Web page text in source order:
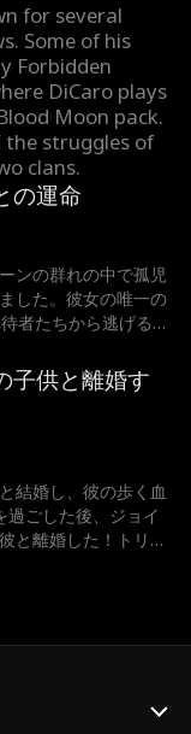
い
の恋人
玉
for several
Some of his
Forbidden
DiCaro plays
Moon pack.
the struggles of
clans.
の運命
ンの群れの中で孤児
した。彼女の唯一の
者たちから逃げる
セリーンは自分の配
のアルファ・ジャク
ます。まさに彼女が
いる男です...それと
アルファも自分の仲
るでしょうか?!
子供と離婚す
結婚し、彼の歩く血
ごした後、ジョイ
と離婚した！トリス
をするでしょうか？